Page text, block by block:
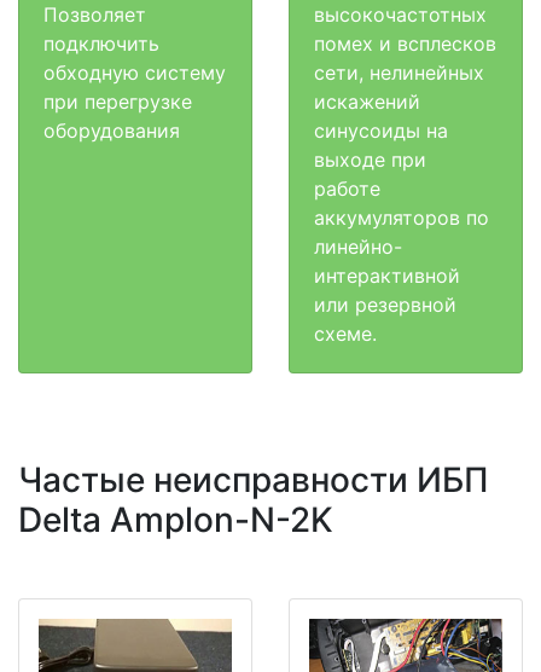
Позволяет
подключить
обходную систему
при перегрузке
оборудования
высокочастотных
помех и всплесков
сети, нелинейных
искажений
синусоиды на
выходе при
работе
аккумуляторов по
линейно-
интерактивной
или резервной
схеме.
Частые неисправности ИБП
Delta Amplon-N-2K